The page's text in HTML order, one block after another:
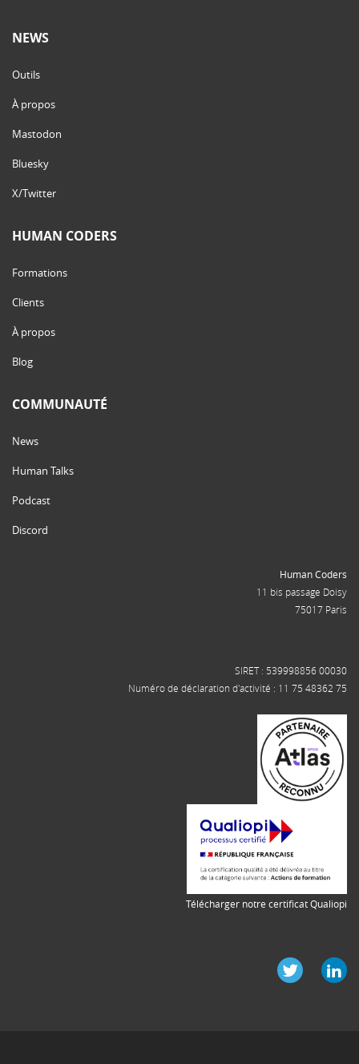
NEWS
Outils
À propos
Mastodon
Bluesky
X/Twitter
HUMAN CODERS
Formations
Clients
À propos
Blog
COMMUNAUTÉ
News
Human Talks
Podcast
Discord
Human Coders
11 bis passage Doisy
75017 Paris
SIRET : 539998856 00030
Numéro de déclaration d'activité : 11 75 48362 75
Télécharger notre certificat Qualiopi